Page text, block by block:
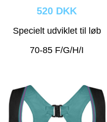
520 DKK
Specielt udviklet til løb
70-85 F/G/H/I